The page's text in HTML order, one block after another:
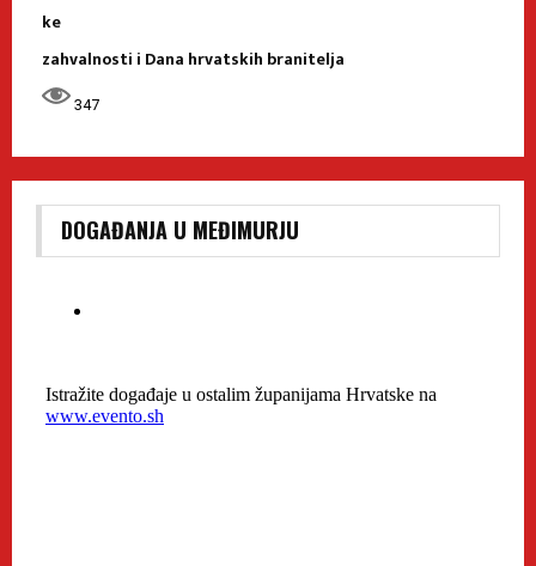
ke
zahvalnosti i Dana hrvatskih branitelja
347
DOGAĐANJA U MEĐIMURJU